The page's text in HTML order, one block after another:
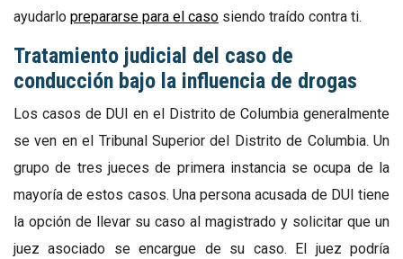
ayudarlo prepararse para el caso siendo traído contra ti.
Tratamiento judicial del caso de
conducción bajo la influencia de drogas
Los casos de DUI en el Distrito de Columbia generalmente
se ven en el Tribunal Superior del Distrito de Columbia. Un
grupo de tres jueces de primera instancia se ocupa de la
mayoría de estos casos. Una persona acusada de DUI tiene
la opción de llevar su caso al magistrado y solicitar que un
juez asociado se encargue de su caso. El juez podría